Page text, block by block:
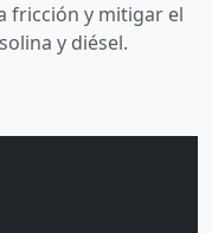
fricción y mitigar el
y diésel.